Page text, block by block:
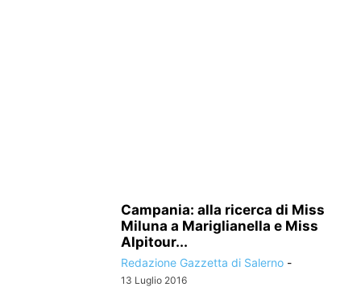
Campania: alla ricerca di Miss
Miluna a Mariglianella e Miss
Alpitour...
Redazione Gazzetta di Salerno -
13 Luglio 2016